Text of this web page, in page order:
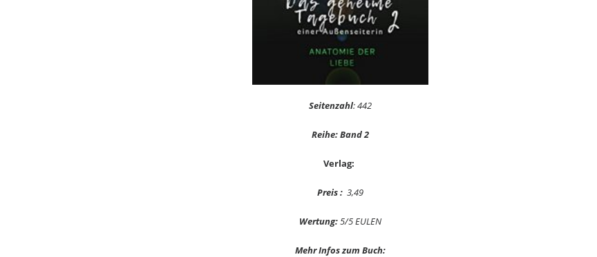
Seitenzahl: 442
Reihe: Band 2
Verlag:
Preis :3,49
Wertung:5/5 EULEN
Mehr Infos zum Buch: